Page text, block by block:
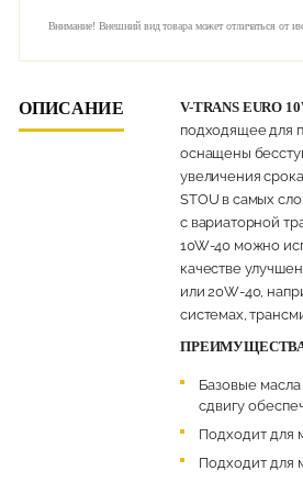
Внимание! Внешний вид товара может отличаться от
ОПИСАНИЕ V-TRANS EURO
подходящее для
оснащены
увеличения
STOU в самых
с вариаторной
10W-40 можно
качестве
или 20W-40,
системах,
Базовые
сдвигу
Подходит для
Подходит для